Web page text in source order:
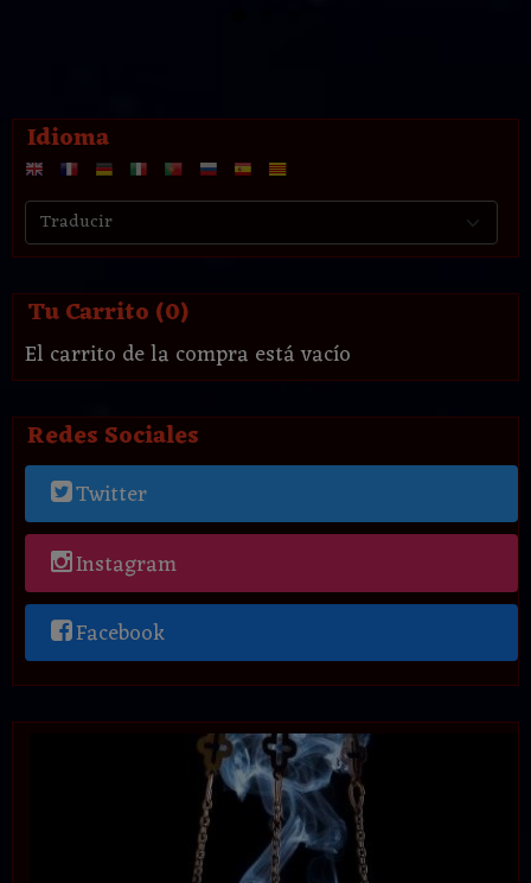
Idioma
Tu Carrito (0)
El carrito de la compra está vacío
Redes Sociales
Twitter
Instagram
Facebook